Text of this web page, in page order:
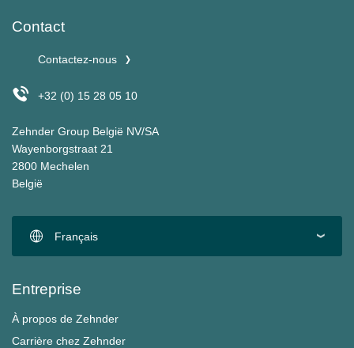
Contact
Contactez-nous
+32 (0) 15 28 05 10
Zehnder Group België NV/SA
Wayenborgstraat 21
2800 Mechelen
België
Français
Entreprise
À propos de Zehnder
Carrière chez Zehnder